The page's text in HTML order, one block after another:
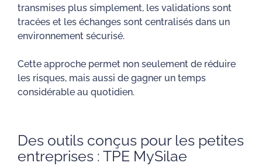
transmises plus simplement, les validations sont
tracées et les échanges sont centralisés dans un
environnement sécurisé.
Cette approche permet non seulement de réduire
les risques, mais aussi de gagner un temps
considérable au quotidien.
Des outils conçus pour les petites
entreprises : TPE MySilae